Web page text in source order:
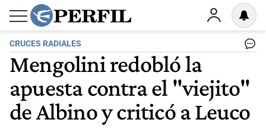
CRUCES RADIALES
Mengolini redobló la
apuesta contra el "viejito"
de Albino y criticó a Leuco